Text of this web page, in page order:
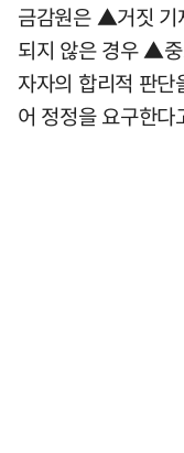
금감원은 ▲거짓 기
되지 않은 경우 ▲
자자의 합리적 판
어 정정을 요구한